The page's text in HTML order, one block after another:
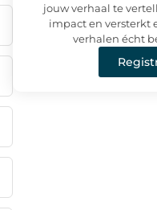
jouw verhaal te
impact en versterkt
verhalen écht